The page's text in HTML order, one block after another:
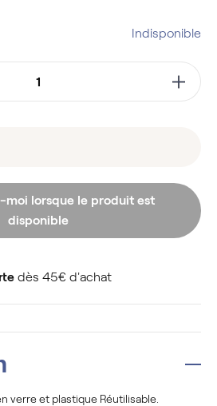
Indisponible
disponible
dès 45€ d'achat
verre et plastique Réutilisable.